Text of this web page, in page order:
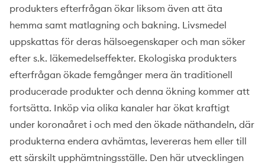
produkters efterfrågan ökar liksom även att äta
hemma samt matlagning och bakning. Livsmedel
uppskattas för deras hälsoegenskaper och man söker
efter s.k. läkemedelseffekter. Ekologiska produkters
efterfrågan ökade femgånger mera än traditionell
producerade produkter och denna ökning kommer att
fortsätta. Inköp via olika kanaler har ökat kraftigt
under koronaåret i och med den ökade näthandeln, där
produkterna endera avhämtas, levereras hem eller till
ett särskilt upphämtningsställe. Den här utvecklingen